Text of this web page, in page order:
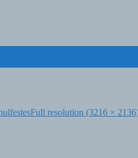
Full resolution (3216 ×